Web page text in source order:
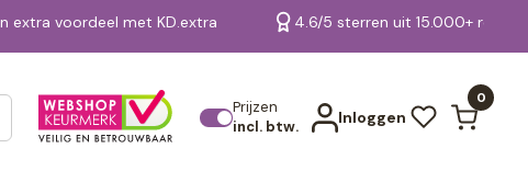
extra voordeel met KD.extra 4.6/5 sterren uit 15.000+
Prijzen
incl. btw.
Inloggen
0
Bekijk alle resultaten